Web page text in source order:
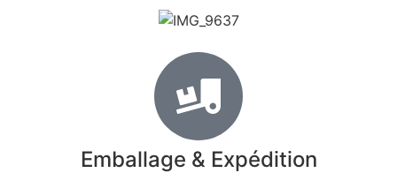
Emballage & Expédition